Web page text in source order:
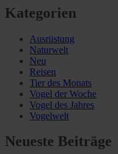
Kategorien
Ausrüstung
Naturwelt
Neu
Reisen
Tier des Monats
Vogel der Woche
Vogel des Jahres
Vogelwelt
Neueste Beiträge